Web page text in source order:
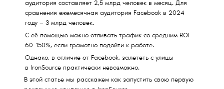
аудитория составляет 2,5 млрд человек в месяц. Для
сравнения ежемесячная аудитория Facebook в 2024
году — 3 млрд человек.
С её помощью можно отливать трафик со средним ROI
60−150%, если грамотно подойти к работе.
Однако, в отличие от Facebook, залететь с улицы
в IronSource практически невозможно.
В этой статье мы расскажем как запустить свою первую